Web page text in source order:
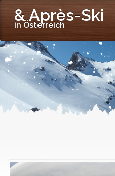
& Après-Ski
in Österreich